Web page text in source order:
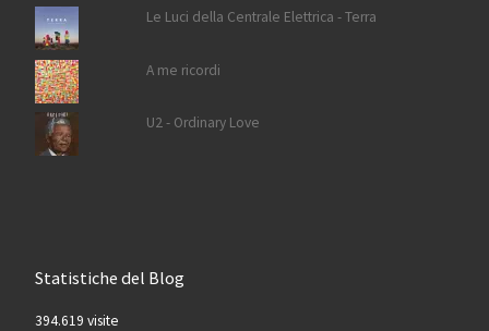
Le Luci della Centrale Elettrica - Terra
A me ricordi
U2 - Ordinary Love
Statistiche del Blog
394.619 visite